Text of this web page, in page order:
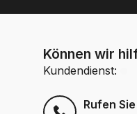
Können wir
Kundendienst:
Rufen